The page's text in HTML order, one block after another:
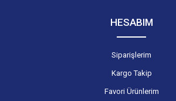
HESABIM
Siparişlerim
Kargo Takip
Favori Ürünlerim